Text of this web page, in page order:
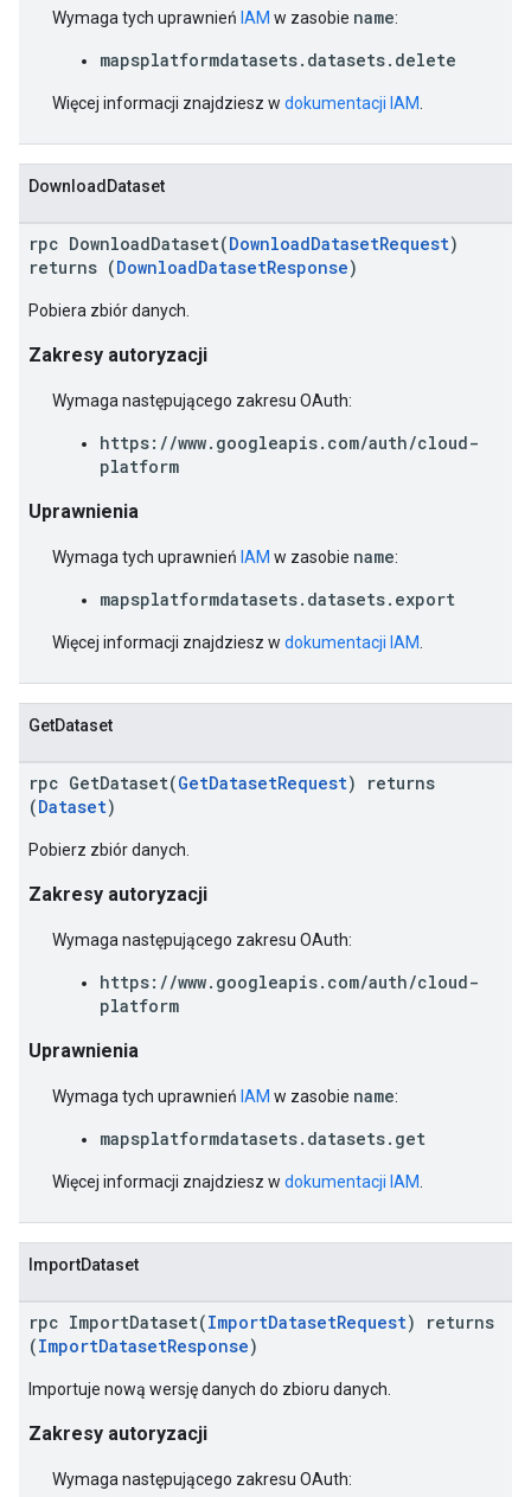
Wymaga tych uprawnień IAM w zasobie name:
mapsplatformdatasets.datasets.delete
Więcej informacji znajdziesz w dokumentacji IAM
DownloadDataset
rpc DownloadDataset(DownloadDatasetRequest)
returns (DownloadDatasetResponse)
Pobiera zbiór danych.
Zakresy autoryzacji
Wymaga następującego zakresu OAuth:
https://www.googleapis.com/auth/cloud-
platform
Uprawnienia
Wymaga tych uprawnień IAM w zasobie name:
mapsplatformdatasets.datasets.export
Więcej informacji znajdziesz w dokumentacji IAM
GetDataset
rpc GetDataset(GetDatasetRequest) returns
(Dataset)
Pobierz zbiór danych.
Zakresy autoryzacji
Wymaga następującego zakresu OAuth:
https://www.googleapis.com/auth/cloud-
platform
Uprawnienia
Wymaga tych uprawnień IAM w zasobie name:
mapsplatformdatasets.datasets.get
Więcej informacji znajdziesz w dokumentacji IAM
ImportDataset
rpc ImportDataset(ImportDatasetRequest) returns
(ImportDatasetResponse)
Importuje nową wersję danych do zbioru danych.
Zakresy autoryzacji
Wymaga następującego zakresu OAuth: